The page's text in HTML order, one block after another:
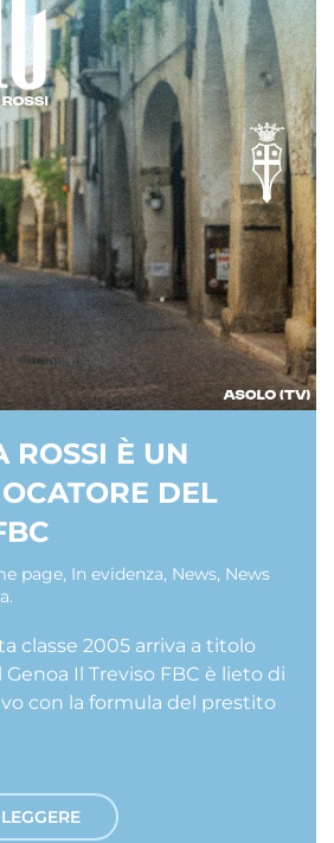
ROSSI È UN
DEL
page, In evidenza, News, News
.
classe 2005 arriva a titolo
Il Treviso FBC è lieto di
con la formula del prestito